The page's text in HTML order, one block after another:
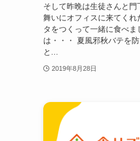
そして昨晩は生徒さんと門
舞いにオフィスに来てくれ
タをつくって一緒に食べま
は・・・ 夏風邪秋バテを
と...
2019年8月28日